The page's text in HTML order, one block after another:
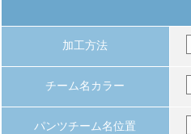
加工方法
チーム名カラー
パンツチーム名位置